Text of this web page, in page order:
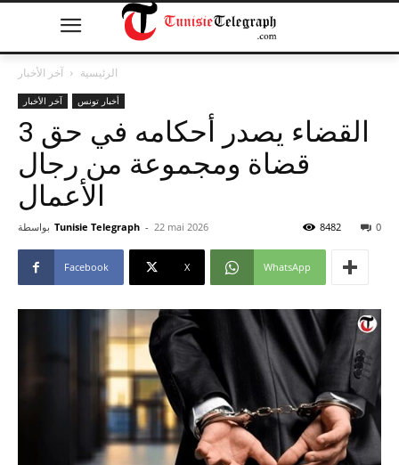
الرئيسية آخر الأخبار
آخر الأخبار أخبار تونس
القضاء يصدر أحكامه في حق 3
قضاة ومجموعة من رجال
الأعمال
بواسطة Tunisie Telegraph - 22 mai 2026 0
8482
Facebook X WhatsApp